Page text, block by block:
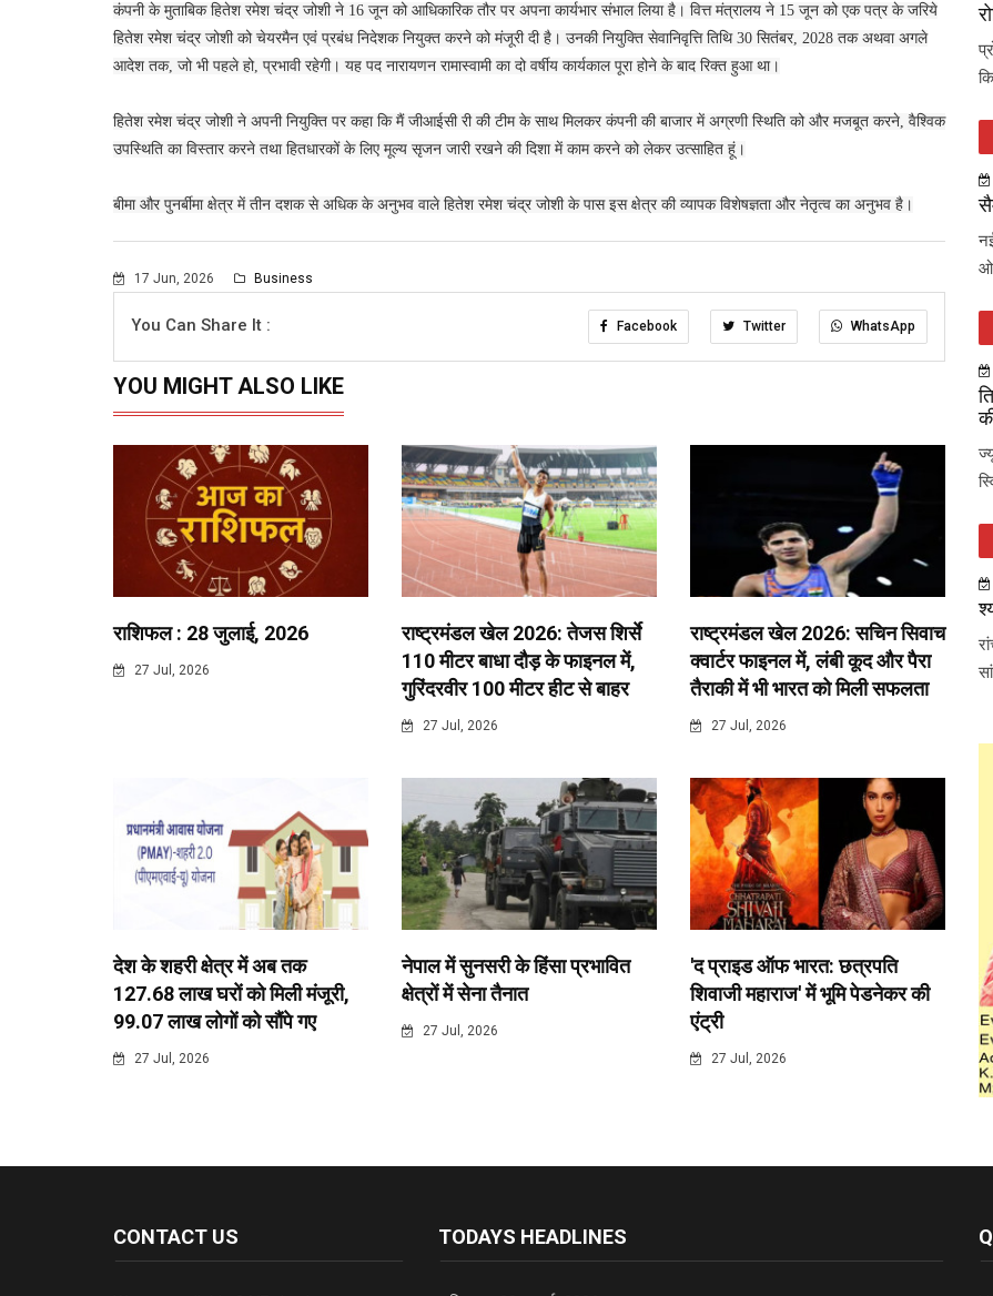
कंपनी के मुताबिक हितेश रमेश चंद्र जोशी ने 16 जून को आधिकारिक तौर पर अपना कार्यभार संभाल लिया है। वित्त मंत्रालय ने 15 जून को एक पत्र के जरिये
हितेश रमेश चंद्र जोशी को चेयरमैन एवं प्रबंध निदेशक नियुक्त करने को मंजूरी दी है। उनकी नियुक्ति सेवानिवृत्ति तिथि 30 सितंबर, 2028 तक अथवा अगले
आदेश तक, जो भी पहले हो, प्रभावी रहेगी। यह पद नारायणन रामास्वामी का दो वर्षीय कार्यकाल पूरा होने के बाद रिक्त हुआ था।
हितेश रमेश चंद्र जोशी ने अपनी नियुक्ति पर कहा कि मैं जीआईसी री की टीम के साथ मिलकर कंपनी की बाजार में अग्रणी स्थिति को और मजबूत करने, वैश्विक
उपस्थिति का विस्तार करने तथा हितधारकों के लिए मूल्य सृजन जारी रखने की दिशा में काम करने को लेकर उत्साहित हूं।
बीमा और पुनर्बीमा क्षेत्र में तीन दशक से अधिक के अनुभव वाले हितेश रमेश चंद्र जोशी के पास इस क्षेत्र की व्यापक विशेषज्ञता और नेतृत्व का अनुभव है।
17 Jun, 2026 Business
You Can Share It : Facebook Twitter WhatsApp
YOU MIGHT ALSO LIKE
राशिफल : 28 जुलाई, 2026
27 Jul, 2026
राष्ट्रमंडल खेल 2026: तेजस शिर्से
110 मीटर बाधा दौड़ के फाइनल में,
गुरिंदरवीर 100 मीटर हीट से बाहर
27 Jul, 2026
राष्ट्रमंडल खेल 2026: सचिन सिवाच
क्वार्टर फाइनल में, लंबी कूद और पैरा
तैराकी में भी भारत को मिली सफलता
27 Jul, 2026
देश के शहरी क्षेत्र में अब तक
127.68 लाख घरों को मिली मंजूरी,
99.07 लाख लोगों को सौंपे गए
27 Jul, 2026
नेपाल में सुनसरी के हिंसा प्रभावित
क्षेत्रों में सेना तैनात
27 Jul, 2026
'द प्राइड ऑफ भारत: छत्रपति
शिवाजी महाराज' में भूमि पेडनेकर की
एंट्री
27 Jul, 2026
CONTACT US TODAYS HEADLINES